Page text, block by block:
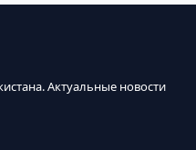
Актуальные новости